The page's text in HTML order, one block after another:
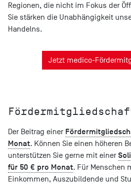
Regionen, die nicht im Fokus der
Sie stärken die Unabhängigkeit
Handelns.
Jetzt medico-
Der Beitrag einer
Monat. Können Sie einen höheren
unterstützen Sie gerne mit einer
für 50 € pro Monat. Für Menschen
Einkommen, Auszubildende und